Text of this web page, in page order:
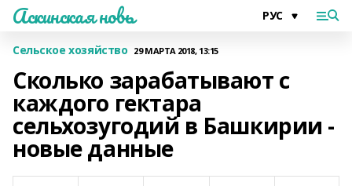
Аскинская новь
Сельское хозяйство 29 МАРТА 2018, 13:15
Сколько зарабатывают с
каждого гектара
сельхозугодий в Башкирии -
новые данные